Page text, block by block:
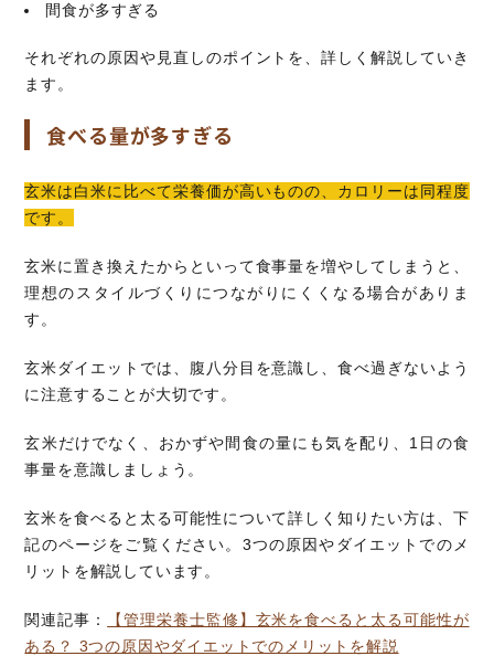
間食が多すぎる
それぞれの原因や見直しのポイントを、詳しく解説していき
ます。
食べる量が多すぎる
玄米は白米に比べて栄養価が高いものの、カロリーは同程度
です。
玄米に置き換えたからといって食事量を増やしてしまうと、
理想のスタイルづくりにつながりにくくなる場合がありま
す。
玄米ダイエットでは、腹八分目を意識し、食べ過ぎないよう
に注意することが大切です。
玄米だけでなく、おかずや間食の量にも気を配り、1日の食
事量を意識しましょう。
玄米を食べると太る可能性について詳しく知りたい方は、下
記のページをご覧ください。3つの原因やダイエットでのメ
リットを解説しています。
関連記事：
【管理栄養士監修】玄米を食べると太る可能性が
ある？ 3つの原因やダイエットでのメリットを解説